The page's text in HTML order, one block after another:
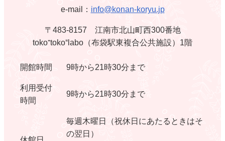
e-mail： info@konan-koryu.jp
〒483-8157 江南市北山町西300番地
toko⁺toko⁼labo（布袋駅東複合公共施設）1階
開館時間 9時から21時30分まで
利用受付
時間
9時から21時30分まで
毎週木曜日（祝休日にあたるときはそ
の翌日）